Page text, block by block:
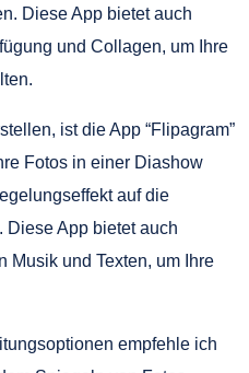
Diese App bietet auch
und Collagen, um Ihre
ist die App “Flipagram”
Fotos in einer Diashow
auf die
App bietet auch
Musik und Texten, um Ihre
empfehle ich